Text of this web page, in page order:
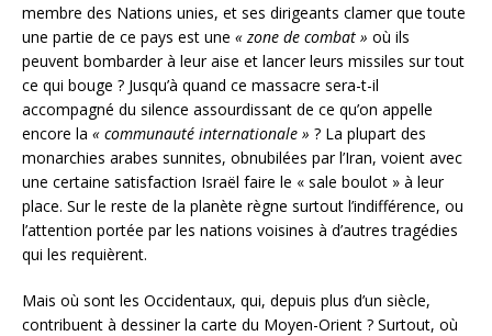
membre des Nations unies, et ses dirigeants clamer que toute
une partie de ce pays est une « zone de combat » où ils
peuvent bombarder à leur aise et lancer leurs missiles sur tout
ce qui bouge ? Jusqu’à quand ce massacre sera-t-il
accompagné du silence assourdissant de ce qu’on appelle
encore la « communauté internationale » ? La plupart des
monarchies arabes sunnites, obnubilées par l’Iran, voient avec
une certaine satisfaction Israël faire le « sale boulot » à leur
place. Sur le reste de la planète règne surtout l’indifférence, ou
l’attention portée par les nations voisines à d’autres tragédies
qui les requièrent.
Mais où sont les Occidentaux, qui, depuis plus d’un siècle,
contribuent à dessiner la carte du Moyen-Orient ? Surtout, où